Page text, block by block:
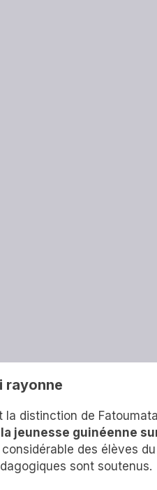
rayonne
la distinction de
la jeunesse guinéenne
des élèves
sont soutenus.